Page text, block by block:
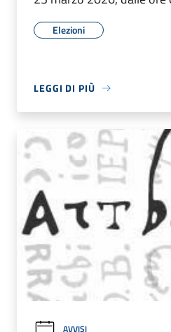
Elezioni
LEGGI DI PIÙ
AVVISI